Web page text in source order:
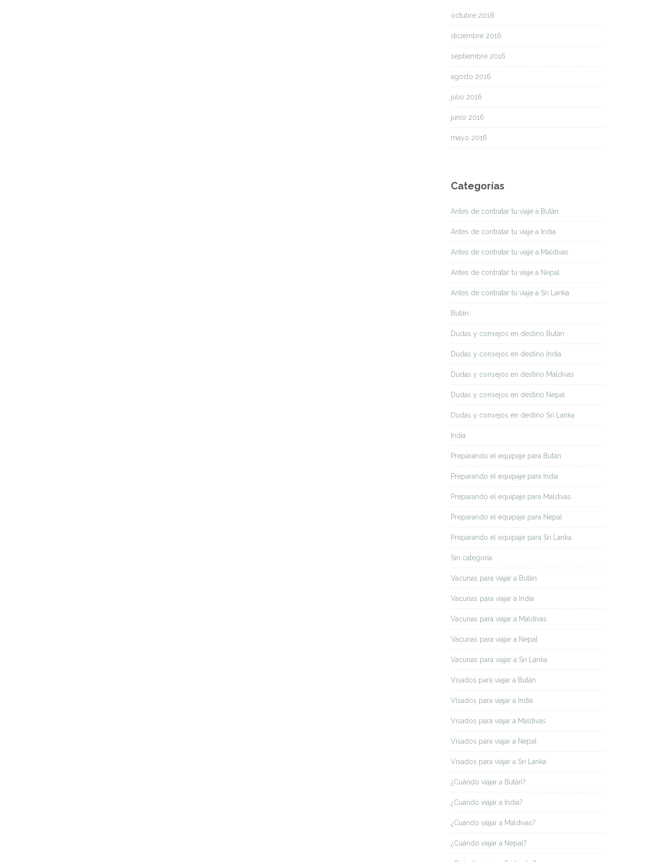
octubre 2018
diciembre 2016
septiembre 2016
agosto 2016
julio 2016
junio 2016
mayo 2016
Categorías
Antes de contratar tu viaje a Bután
Antes de contratar tu viaje a India
Antes de contratar tu viaje a Maldivas
Antes de contratar tu viaje a Nepal
Antes de contratar tu viaje a Sri Lanka
Bután
Dudas y consejos en destino Bután
Dudas y consejos en destino India
Dudas y consejos en destino Maldivas
Dudas y consejos en destino Nepal
Dudas y consejos en destino Sri Lanka
India
Preparando el equipaje para Bután
Preparando el equipaje para India
Preparando el equipaje para Maldivas
Preparando el equipaje para Nepal
Preparando el equipaje para Sri Lanka
Sin categoría
Vacunas para viajar a Bután
Vacunas para viajar a India
Vacunas para viajar a Maldivas
Vacunas para viajar a Nepal
Vacunas para viajar a Sri Lanka
Visados para viajar a Bután
Visados para viajar a India
Visados para viajar a Maldivas
Visados para viajar a Nepal
Visados para viajar a Sri Lanka
¿Cuándo viajar a Bután?
¿Cuándo viajar a India?
¿Cuándo viajar a Maldivas?
¿Cuándo viajar a Nepal?